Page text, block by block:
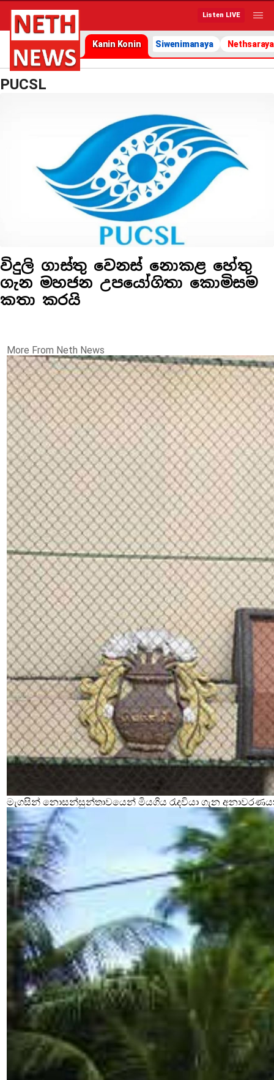
Listen LIVE
Kanin Konin Siwenimanaya Nethsaraya
PUCSL
විදුලි ගාස්තු වෙනස් නොකළ හේතු
ගැන මහජන උපයෝගිතා කොමිසම
කතා කරයි
More From Neth News
මැගසින් නොසන්සුන්තාවයෙන් මියගිය රැදවියා ගැන